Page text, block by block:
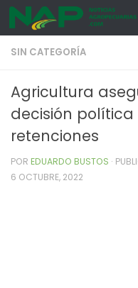
Skip to content
SIN CATEGORÍA
Agricultura
decisión
retenciones
POR EDUARDO BUSTOS ·
6 OCTUBRE, 2022